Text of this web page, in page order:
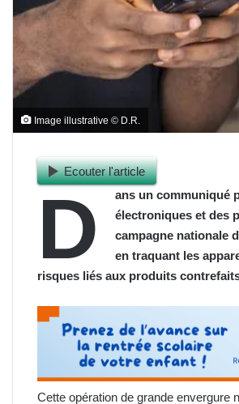
Image illustrative © D.R.
Ecouter l'article
D
ans un communiqué
électroniques et des
campagne nationale
en traquant les
risques liés aux produits
Cette opération de grande envergure